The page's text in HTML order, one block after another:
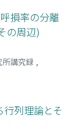
損率の分離
の周辺)
講究録 ,
行列理論とそ